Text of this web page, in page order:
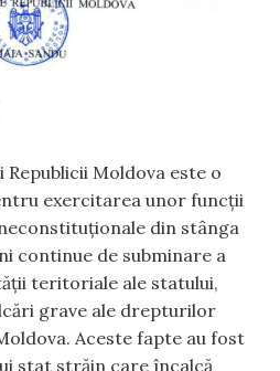
Moldova este o
exercitarea unor funcții
din stânga
continue de subminare a
teritoriale ale statului,
grave ale drepturilor
Aceste fapte au fost
stat străin care încalcă